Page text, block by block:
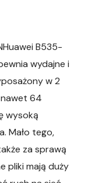
B535-
wydajne i
w 2
64
wysoką
Mało tego,
za sprawą
pliki mają duży